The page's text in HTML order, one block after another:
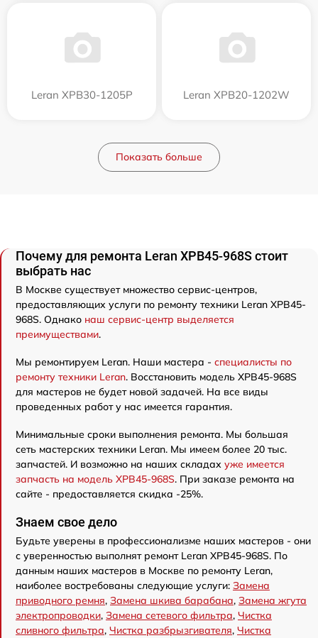
Leran XPB30-1205P Leran XPB20-1202W
Показать больше
Почему для ремонта Leran XPB45-968S стоит
выбрать нас
В Москве существует множество сервис-центров,
предоставляющих услуги по ремонту техники Leran XPB45-
968S. Однако наш сервис-центр выделяется
преимуществами.
Мы ремонтируем Leran. Наши мастера - специалисты по
ремонту техники Leran. Восстановить модель XPB45-968S
для мастеров не будет новой задачей. На все виды
проведенных работ у нас имеется гарантия.
Минимальные сроки выполнения ремонта. Мы большая
сеть мастерских техники Leran. Мы имеем более 20 тыс.
запчастей. И возможно на наших складах уже имеется
запчасть на модель XPB45-968S. При заказе ремонта на
сайте - предоставляется скидка -25%.
Знаем свое дело
Будьте уверены в профессионализме наших мастеров - они
с уверенностью выполнят ремонт Leran XPB45-968S. По
данным наших мастеров в Москве по ремонту Leran,
наиболее востребованы следующие услуги: Замена
приводного ремня, Замена шкива барабана, Замена жгута
электропроводки, Замена сетевого фильтра, Чистка
сливного фильтра, Чистка разбрызгивателя, Чистка